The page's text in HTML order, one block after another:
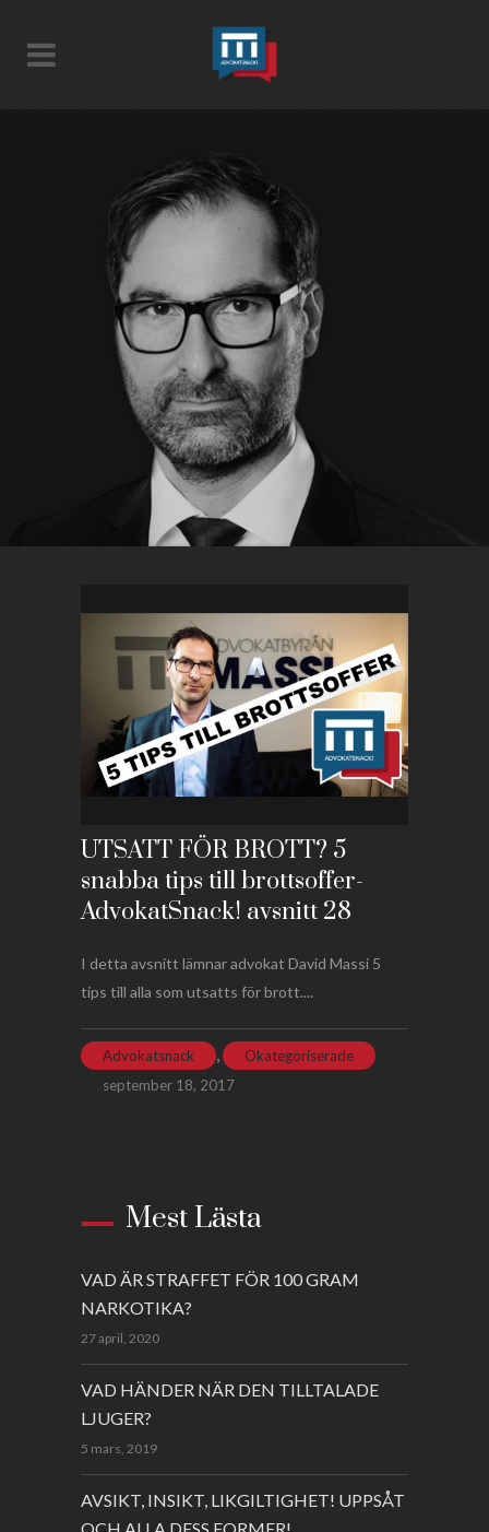
UTSATT FÖR BROTT? 5
snabba tips till brottsoffer-
AdvokatSnack! avsnitt 28
I detta avsnitt lämnar advokat David Massi 5
tips till alla som utsatts för brott....
Advokatsnack ,
Okategoriserade
september 18, 2017
Mest Lästa
VAD ÄR STRAFFET FÖR 100 GRAM
NARKOTIKA?
27 april, 2020
VAD HÄNDER NÄR DEN TILLTALADE
LJUGER?
5 mars, 2019
AVSIKT, INSIKT, LIKGILTIGHET! UPPSÅT